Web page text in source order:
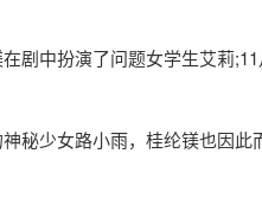
中扮演了问题女学生艾莉;11
少女路小雨，桂纶镁也因此